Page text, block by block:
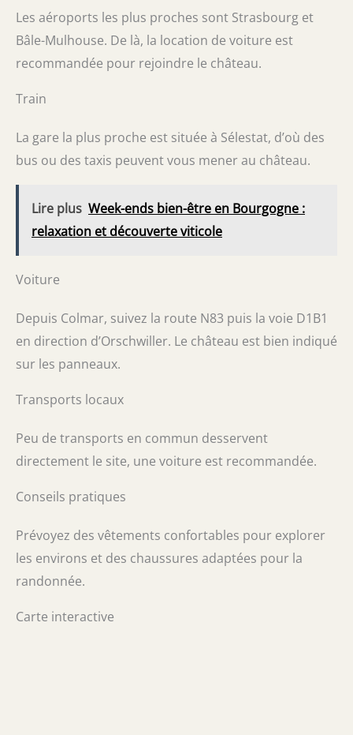
Les aéroports les plus proches sont Strasbourg et
Bâle-Mulhouse. De là, la location de voiture est
recommandée pour rejoindre le château.
Train
La gare la plus proche est située à Sélestat, d’où des
bus ou des taxis peuvent vous mener au château.
Lire plus Week-ends bien-être en Bourgogne :
relaxation et découverte viticole
Voiture
Depuis Colmar, suivez la route N83 puis la voie D1B1
en direction d’Orschwiller. Le château est bien indiqué
sur les panneaux.
Transports locaux
Peu de transports en commun desservent
directement le site, une voiture est recommandée.
Conseils pratiques
Prévoyez des vêtements confortables pour explorer
les environs et des chaussures adaptées pour la
randonnée.
Carte interactive